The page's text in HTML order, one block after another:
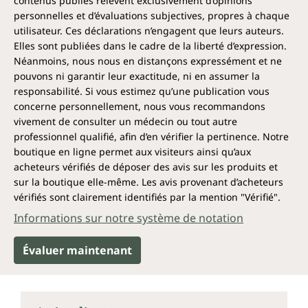
Les comprimés sont fabriqués en Allemagne à partir
de la matière première de marque MK7 All-Trans de
haute qualité. La ménaquinone-7 (MK7) reste active
dans l'organisme pendant plusieurs jours après la
prise.
Peut-on simplement manger les «
vitamines pour les os » ?
La vitamine D se trouve dans le foie, mais
pratiquement pas dans les fruits et légumes. Comme
le corps ne peut pas la produire suffisamment sans
beaucoup de soleil, un complément est très utile.
Contrairement à la K1, la vitamine K2 est également
plus rare dans les aliments. On la trouve surtout
dans les aliments d'origine animale et les ferments
(par exemple le natto ou la choucroute).
personnelles et d’évaluations subjectives, propres à chaque
utilisateur. Ces déclarations n’engagent que leurs auteurs.
Elles sont publiées dans le cadre de la liberté d’expression.
Néanmoins, nous nous en distançons expressément et ne
pouvons ni garantir leur exactitude, ni en assumer la
responsabilité. Si vous estimez qu’une publication vous
concerne personnellement, nous vous recommandons
vivement de consulter un médecin ou tout autre
professionnel qualifié, afin d’en vérifier la pertinence. Notre
boutique en ligne permet aux visiteurs ainsi qu’aux
acheteurs vérifiés de déposer des avis sur les produits et
sur la boutique elle-même. Les avis provenant d’acheteurs
vérifiés sont clairement identifiés par la mention "Vérifié".
Informations sur notre système de notation
Évaluer maintenant